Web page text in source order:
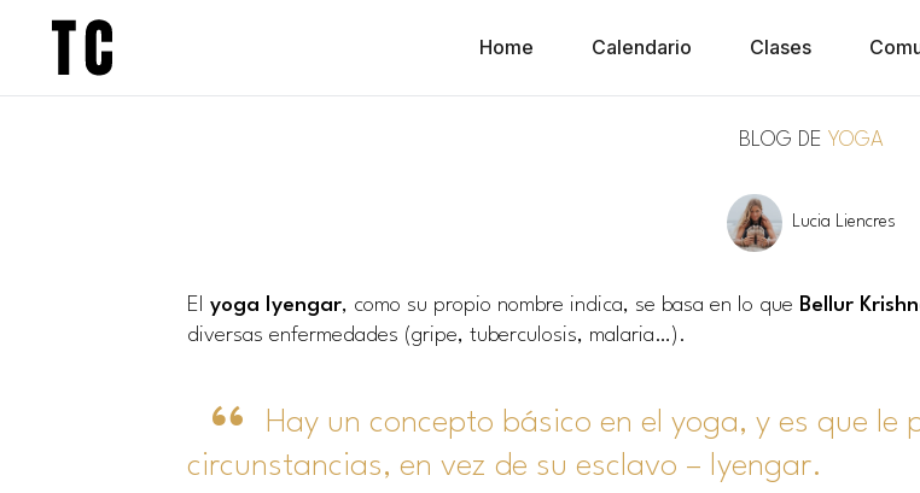
Home Calendario Clases
BLOG DE YOGA
Lucia Liencres
El yoga Iyengar, como su propio nombre indica, se basa en lo que Bellur
diversas enfermedades (gripe, tuberculosis, malaria…).
Hay un concepto básico en el yoga, y es que le
circunstancias, en vez de su esclavo – Iyengar.